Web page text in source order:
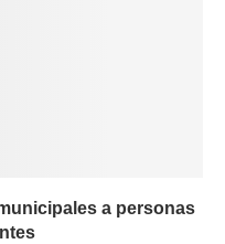
a personas